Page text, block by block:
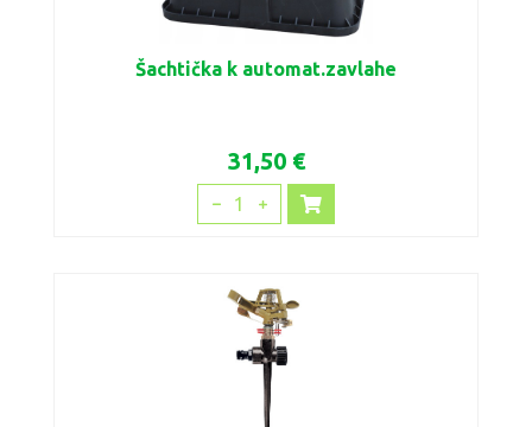
Šachtička k automat.zavlahe
31,50 €
1